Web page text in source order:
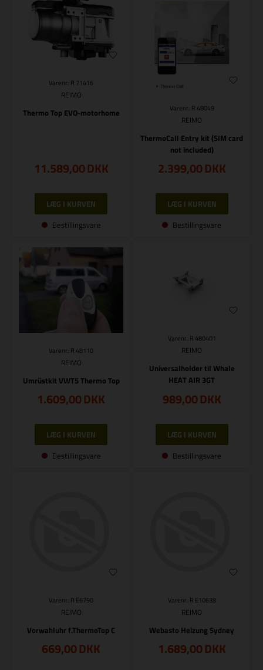
Varenr.: R 71416
REIMO
Thermo Top EVO-motorhome
11.589,00DKK
Bestillingsvare
Varenr.: R 48049
REIMO
ThermoCall Entry kit (SIM card
not included)
2.399,00DKK
Bestillingsvare
Varenr.: R 48110
REIMO
Umrüstkit VWT5 Thermo Top
1.609,00DKK
Bestillingsvare
Varenr.: R 480401
REIMO
Universalholder til Whale
HEAT AIR 3GT
989,00DKK
Bestillingsvare
Varenr.: R E6790
REIMO
Vorwahluhr f.ThermoTop C
669,00DKK
Varenr.: R E10638
REIMO
Webasto Heizung Sydney
1.689,00DKK